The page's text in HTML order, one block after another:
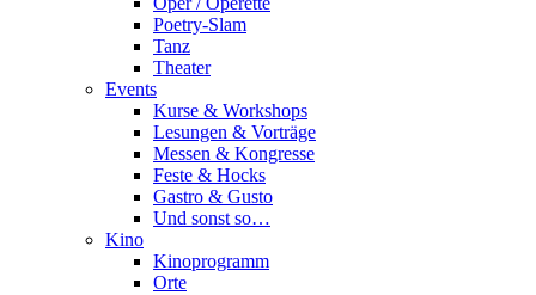
Poetry-Slam
Tanz
Theater
Events
Kurse & Workshops
Lesungen & Vorträge
Messen & Kongresse
Feste & Hocks
Gastro & Gusto
Und sonst so…
Kino
Kinoprogramm
Orte